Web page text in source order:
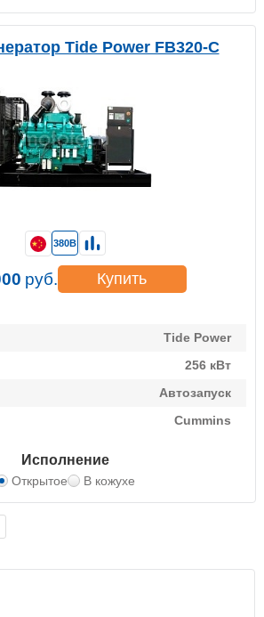
Tide Power FB320-C
Tide Power
256 кВт
Автозапуск
Cummins
Исполнение
Открытое В кожухе
380В
руб. Купить